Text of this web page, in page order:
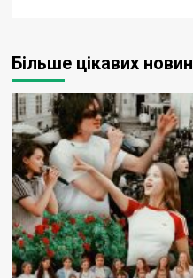
Більше цікавих новин